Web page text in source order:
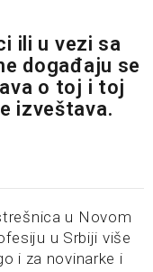
ili u vezi sa
događaju se
o toj i toj
izveštava.
u Novom
u Srbiji više
i za novinarke i